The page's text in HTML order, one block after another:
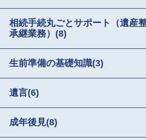
相続手続丸ごとサポート（遺産
承継業務） (8)
生前準備の基礎知識(3)
遺言(6)
成年後見(8)